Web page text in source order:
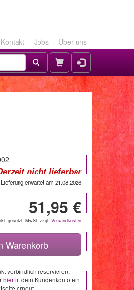
Kontakt Jobs Über uns
nicht lieferbar
Lieferung erwartet am 21.08.2026
51,95 €
gesetzl. MwSt, zzgl. Versandkosten
Warenkorb
verbindlich reservieren.
hierin dein Kundenkonto ein
erneut.